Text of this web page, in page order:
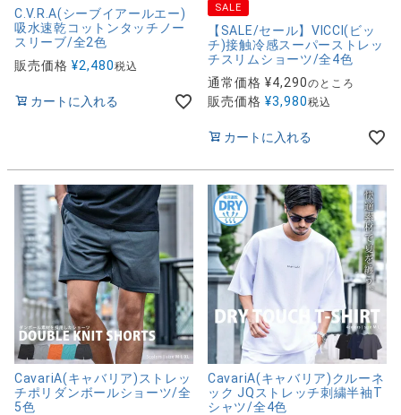
C.V.R.A(シーブイアールエー)
吸水速乾コットンタッチノー
スリーブ/全2色
販売価格 ¥2,480税込
カートに入れる
SALE
【SALE/セール】VICCI(ビッ
チ)接触冷感スーパーストレッ
チスリムショーツ/全4色
通常価格 ¥4,290のところ
販売価格 ¥3,980税込
カートに入れる
CavariA(キャバリア)ストレッ
チポリダンボールショーツ/全
5色
CavariA(キャバリア)クルーネ
ック JQストレッチ刺繍半袖T
シャツ/全4色